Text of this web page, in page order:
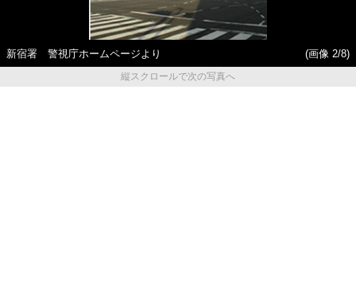
新宿署 警視庁ホームページより
(画像 2/8)
縦スクロールで次の写真へ